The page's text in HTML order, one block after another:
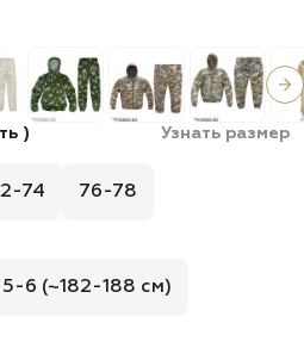
) Узнать размер
74 76-78
5-6 (~182-188 см)